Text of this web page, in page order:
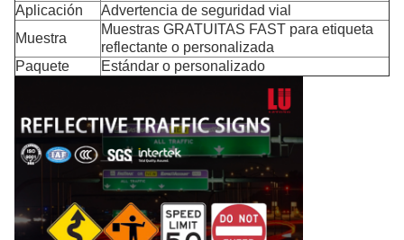
Aplicación
Advertencia de seguridad vial
Muestra
Muestras GRATUITAS FAST para etiqueta
reflectante o personalizada
Paquete
Estándar o personalizado